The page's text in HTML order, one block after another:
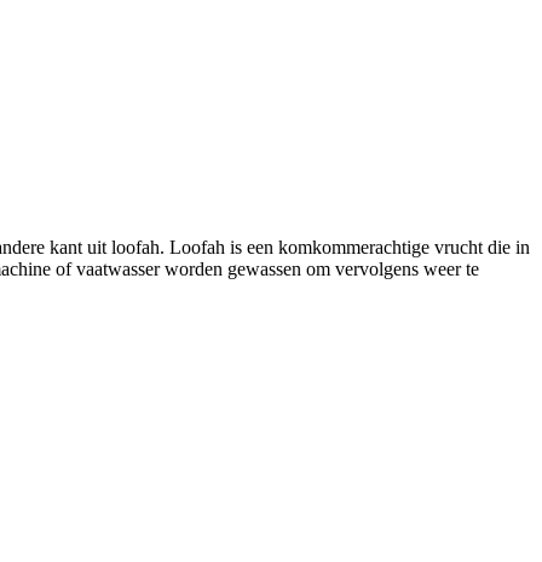
kant uit loofah. Loofah is een komkommerachtige vrucht die in
of vaatwasser worden gewassen om vervolgens weer te